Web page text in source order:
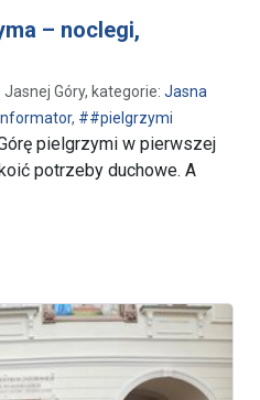
– noclegi,
Góry, kategorie: Jasna
, ##pielgrzymi
pielgrzymi w pierwszej
potrzeby duchowe. A